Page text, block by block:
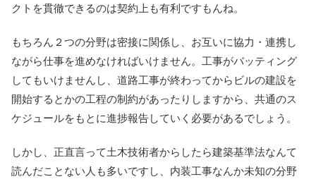
クトを貫徹できるのは契約上も有利ですもんね。
もちろん２つの分野は密接に関係し、お互いに協力・連携し
ながら仕事を進めなければいけません。工事がバッティング
してもいけませんし、道路工事が終わってからビルの建設を
開始するとかの工程の制約があったりしますから、共通のス
ケジュールをもとに進捗報告していく必要があるでしょう。
しかし、正直言って土木技術者からしたら建築基準法なんて
読んだことない人も多いですし、内装工事なんか未知の分野